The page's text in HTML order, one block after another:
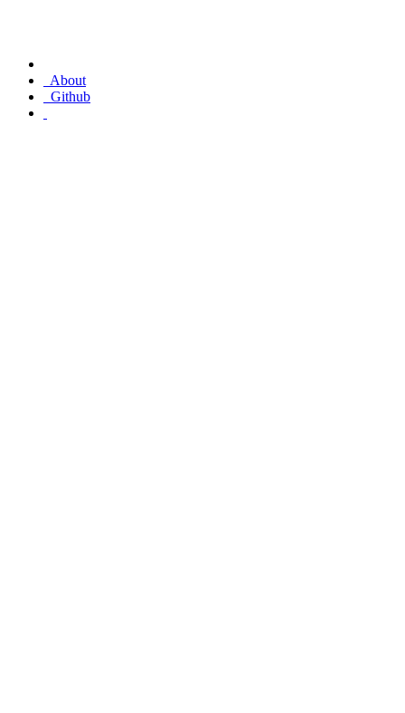
About
Github